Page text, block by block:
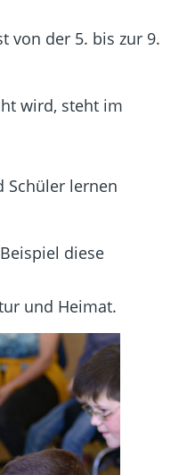
von der 5. bis zur 9.
wird, steht im
Schüler lernen
diese
und Heimat.